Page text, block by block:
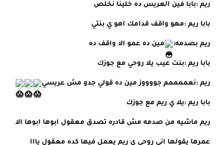
ريم :بابا فين العريس ده خلينا نخلص
بابا ريم :مهو واقف قدامك اهو ي بنتي
ريم بصدمه: مين ده عمو الا واقف ده
بابا ريم :بنت عيب يلا روحي مع جوزك
ريم :نعممممم جووووز مين ده قولي جدو مش عريسي
بابا ريم :يلا ي ريم مع جوزك